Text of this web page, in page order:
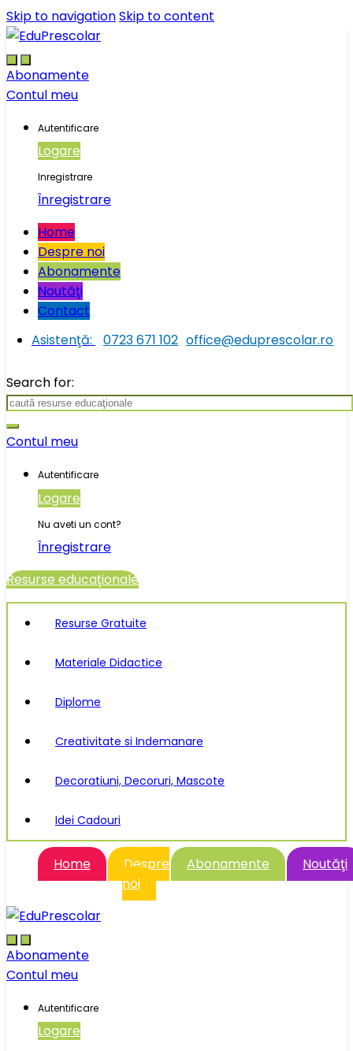
Skip to navigationSkip to content
Abonamente
Contul meu
Autentificare
Logare
Inregistrare
Înregistrare
Home
Despre noi
Abonamente
Noutăţi
Contact
Asistenţă:
0723 671 102 office@eduprescolar.ro
Search for:
Contul meu
Autentificare
Logare
Nu aveti un cont?
Înregistrare
Resurse educaţionale
Resurse Gratuite
Materiale Didactice
Diplome
Creativitate si Indemanare
Decoratiuni, Decoruri, Mascote
Idei Cadouri
Home
Despre
noi
Abonamente Noutăţi
Abonamente
Contul meu
Autentificare
Logare